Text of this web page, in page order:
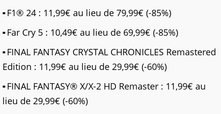
F1® 24 : 11,99€ au lieu de 79,99€ (-85%)
Far Cry 5 : 10,49€ au lieu de 69,99€ (-85%)
FINAL FANTASY CRYSTAL CHRONICLES Remastered
Edition : 11,99€ au lieu de 29,99€ (-60%)
FINAL FANTASY® X/X-2 HD Remaster : 11,99€ au
lieu de 29,99€ (-60%)